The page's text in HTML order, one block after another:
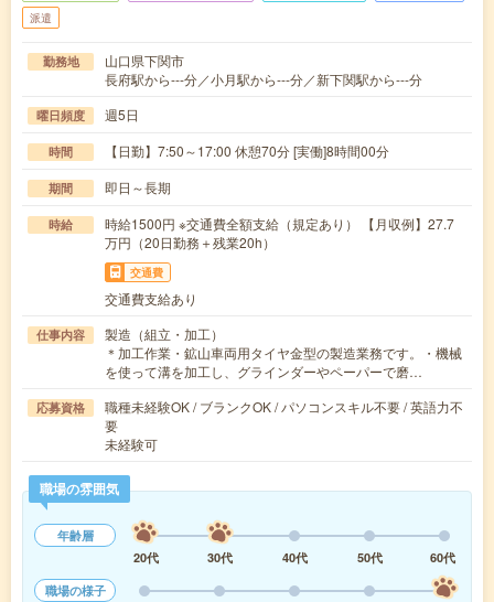
派遣
勤務地
山口県下関市
長府駅から---分／小月駅から---分／新下関駅から---分
曜日頻度 週5日
時間 【日勤】7:50～17:00 休憩70分 [実働]8時間00分
期間 即日～長期
時給
時給1500円 ※交通費全額支給（規定あり） 【月収例】27.7
万円（20日勤務＋残業20h）
交通費
交通費支給あり
仕事内容
製造（組立・加工）
＊加工作業・鉱山車両用タイヤ金型の製造業務です。・機械
を使って溝を加工し、グラインダーやペーパーで磨…
応募資格
職種未経験OK / ブランクOK / パソコンスキル不要 / 英語力不
要
未経験可
職場の雰囲気
年齢層
20代
30代 40代 50代
60代
職場の様子